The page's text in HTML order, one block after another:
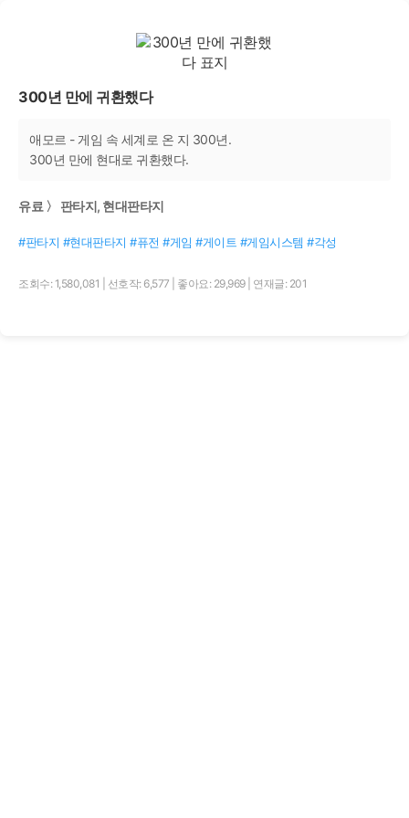
300년 만에 귀환했다
애모르 - 게임 속 세계로 온 지 300년.
300년 만에 현대로 귀환했다.
유료 〉 판타지, 현대판타지
#판타지 #현대판타지 #퓨전 #게임 #게이트 #게임시스템 #각성
조회수: 1,580,081 선호작: 6,577 좋아요: 29,969 연재글: 201